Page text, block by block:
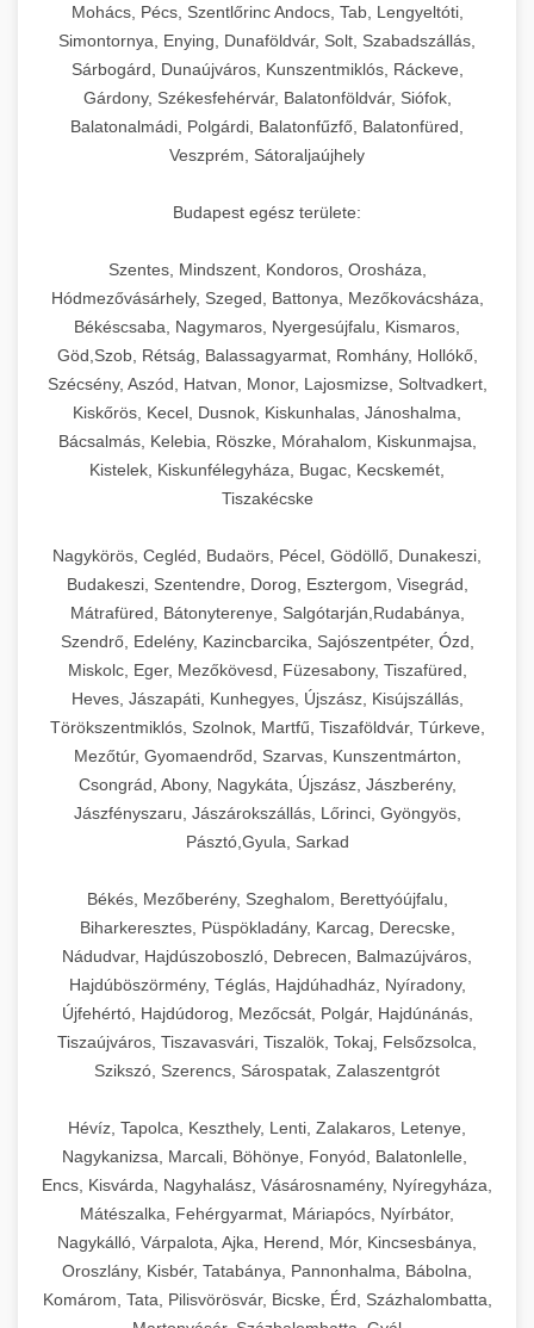
kereskedelmi tésztakeverő
állítható vastagság beállítással.
chef-iparikonyhagepek.hu
professzionális élelmiszer szeletelő
Kereskedelmi vákuumcsomagoló berendezések
élelmiszerek tartósításához. Hosszabbítsa a
szavatossági időt és tartsa meg a termék
frissességét.
🎁 23. Vákuumfóliázó Gép +
Ipari vákuumfóliázó gépek professzionális
Hatékony lezárási és tartósítási megoldások.
chef-iparikonyhagepek.hu
kereskedelmi csomagoló gép
professzionális konyhák számára. Nagy
kapacitású sütő- és főzőberendezés precíz
hőmérséklet-szabályozással.
chef-iparikonyhagepek.hu
kereskedelmi sütősütő
❄️ 25. Ipari Hűtőszekrény +
Professzionális hűtőegységek és hűtőkamrák
kereskedelmi konyhák számára.
Energiahatékony hűtési megoldások nagy
kapacitással.
chef-iparikonyhagepek.hu
💧 26. Ipari Mosogatógép +
Kereskedelmi mosogatóberendezések nagy
forgalmú éttermi műveletekhez. Gyors tisztítási
ciklusok fertőtlenítési képességekkel.
chef-iparikonyhagepek.hu
🧀 27. Ipari Sajtreszelő Gép +
élelmiszer-előkészítéshez. Különböző reszelési
méretek különböző alkalmazásokhoz.
chef-iparikonyhagepek.hu
kereskedelmi sajtreszelő
🍳 28. Nagykonyhai
Berendezések
+
Teljes körű nagykonyhai berendezések és
professzionális vendéglátóipari kellékek.
Minden, ami szükséges éttermi és catering
műveletekhez.
chef-iparikonyhagepek.hu
kereskedelmi konyhai megoldások
Mohács, Pécs, Szentlőrinc Andocs, Tab, Lengyeltóti,
Simontornya, Enying, Dunaföldvár, Solt, Szabadszállás,
Sárbogárd, Dunaújváros, Kunszentmiklós, Ráckeve,
Gárdony, Székesfehérvár, Balatonföldvár, Siófok,
Balatonalmádi, Polgárdi, Balatonfűzfő, Balatonfüred,
Veszprém, Sátoraljaújhely
Budapest egész területe:
Szentes, Mindszent, Kondoros, Orosháza,
Hódmezővásárhely, Szeged, Battonya, Mezőkovácsháza,
Békéscsaba, Nagymaros, Nyergesújfalu, Kismaros,
Göd,Szob, Rétság, Balassagyarmat, Romhány, Hollókő,
Szécsény, Aszód, Hatvan, Monor, Lajosmizse, Soltvadkert,
Kiskőrös, Kecel, Dusnok, Kiskunhalas, Jánoshalma,
Bácsalmás, Kelebia, Röszke, Mórahalom, Kiskunmajsa,
Kistelek, Kiskunfélegyháza, Bugac, Kecskemét,
Tiszakécske
Nagykörös, Cegléd, Budaörs, Pécel, Gödöllő, Dunakeszi,
Budakeszi, Szentendre, Dorog, Esztergom, Visegrád,
Mátrafüred, Bátonyterenye, Salgótarján,Rudabánya,
Szendrő, Edelény, Kazincbarcika, Sajószentpéter, Ózd,
Miskolc, Eger, Mezőkövesd, Füzesabony, Tiszafüred,
Heves, Jászapáti, Kunhegyes, Újszász, Kisújszállás,
Törökszentmiklós, Szolnok, Martfű, Tiszaföldvár, Túrkeve,
Mezőtúr, Gyomaendrőd, Szarvas, Kunszentmárton,
Csongrád, Abony, Nagykáta, Újszász, Jászberény,
Jászfényszaru, Jászárokszállás, Lőrinci, Gyöngyös,
Pásztó,Gyula, Sarkad
Békés, Mezőberény, Szeghalom, Berettyóújfalu,
Biharkeresztes, Püspökladány, Karcag, Derecske,
Nádudvar, Hajdúszoboszló, Debrecen, Balmazújváros,
Hajdúböszörmény, Téglás, Hajdúhadház, Nyíradony,
Újfehértó, Hajdúdorog, Mezőcsát, Polgár, Hajdúnánás,
Tiszaújváros, Tiszavasvári, Tiszalök, Tokaj, Felsőzsolca,
Szikszó, Szerencs, Sárospatak, Zalaszentgrót
Hévíz, Tapolca, Keszthely, Lenti, Zalakaros, Letenye,
Nagykanizsa, Marcali, Böhönye, Fonyód, Balatonlelle,
Encs, Kisvárda, Nagyhalász, Vásárosnamény, Nyíregyháza,
Mátészalka, Fehérgyarmat, Máriapócs, Nyírbátor,
Nagykálló, Várpalota, Ajka, Herend, Mór, Kincsesbánya,
Oroszlány, Kisbér, Tatabánya, Pannonhalma, Bábolna,
Komárom, Tata, Pilisvörösvár, Bicske, Érd, Százhalombatta,